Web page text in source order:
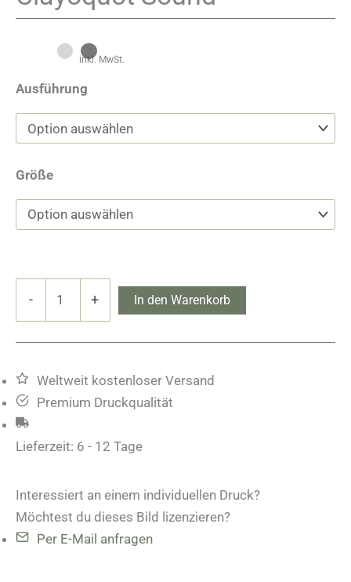
inkl. MwSt.
Ausführung
Größe
- + In den Warenkorb
Weltweit kostenloser Versand
Premium Druckqualität
Lieferzeit: 6 - 12 Tage
Interessiert an einem individuellen Druck?
Möchtest du dieses Bild lizenzieren?
Per E-Mail anfragen